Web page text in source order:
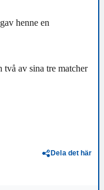
henne en
två av sina tre matcher
Dela det här